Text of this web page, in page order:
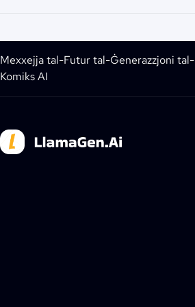
Mexxejja tal-Futur tal-Ġenerazzjoni tal-
Komiks AI